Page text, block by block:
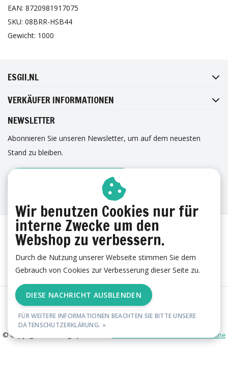
EAN: 8720981917075
SKU: 08BRR-HSB44
Gewicht: 1000
ESGII.NL
VERKÄUFER INFORMATIONEN
NEWSLETTER
Abonnieren Sie unseren Newsletter, um auf dem neuesten
Stand zu bleiben.
ANMELDUNG ZUM NEWSLETTER
AGB Datenschutzerklärung
RSS Feed
© Copyright 2026 - esgii | Realisatie Ambismart en Samen Effectief Online
Wir benutzen Cookies nur für
interne Zwecke um den
Webshop zu verbessern.
Durch die Nutzung unserer Webseite stimmen Sie dem
Gebrauch von Cookies zur Verbesserung dieser Seite zu.
DIESE NACHRICHT AUSBLENDEN
FÜR WEITERE INFORMATIONEN BEACHTEN SIE BITTE UNSERE
DATENSCHUTZERKLÄRUNG. »